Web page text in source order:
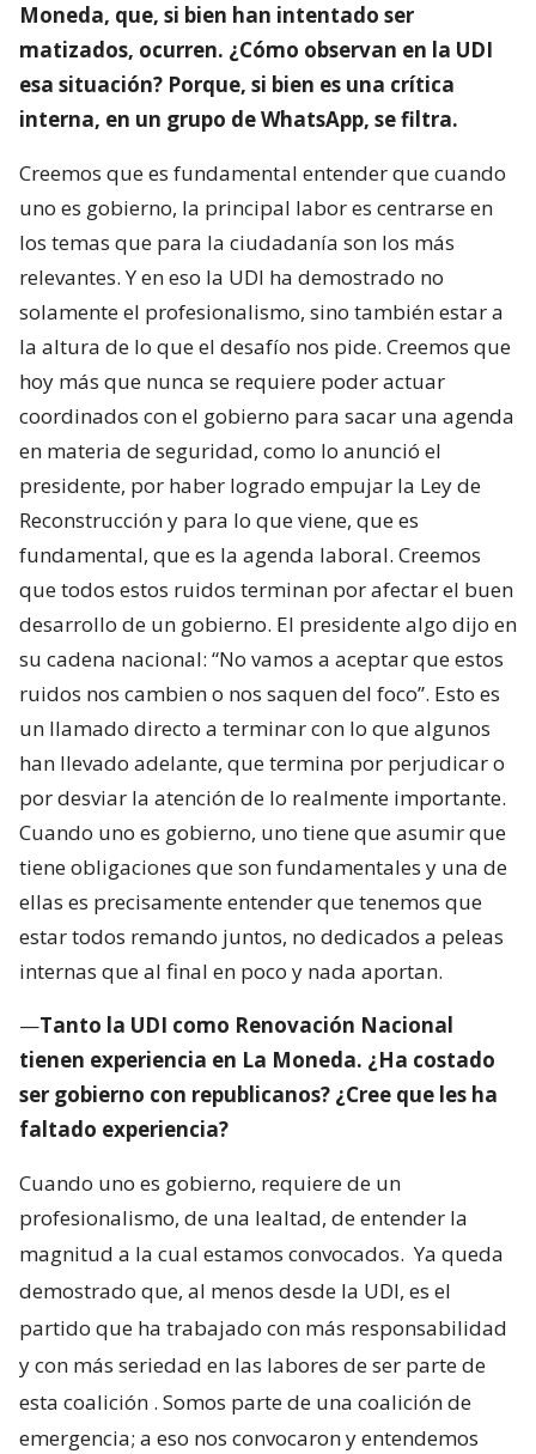
Moneda, que, si bien han intentado ser
matizados, ocurren. ¿Cómo observan en la UDI
esa situación? Porque, si bien es una crítica
interna, en un grupo de WhatsApp, se filtra.
Creemos que es fundamental entender que cuando
uno es gobierno, la principal labor es centrarse en
los temas que para la ciudadanía son los más
relevantes. Y en eso la UDI ha demostrado no
solamente el profesionalismo, sino también estar a
la altura de lo que el desafío nos pide. Creemos que
hoy más que nunca se requiere poder actuar
coordinados con el gobierno para sacar una agenda
en materia de seguridad, como lo anunció el
presidente, por haber logrado empujar la Ley de
Reconstrucción y para lo que viene, que es
fundamental, que es la agenda laboral. Creemos
que todos estos ruidos terminan por afectar el buen
desarrollo de un gobierno. El presidente algo dijo en
su cadena nacional: “No vamos a aceptar que estos
ruidos nos cambien o nos saquen del foco”. Esto es
un llamado directo a terminar con lo que algunos
han llevado adelante, que termina por perjudicar o
por desviar la atención de lo realmente importante.
Cuando uno es gobierno, uno tiene que asumir que
tiene obligaciones que son fundamentales y una de
ellas es precisamente entender que tenemos que
estar todos remando juntos, no dedicados a peleas
internas que al final en poco y nada aportan.
—Tanto la UDI como Renovación Nacional
tienen experiencia en La Moneda. ¿Ha costado
ser gobierno con republicanos? ¿Cree que les ha
faltado experiencia?
Cuando uno es gobierno, requiere de un
profesionalismo, de una lealtad, de entender la
magnitud a la cual estamos convocados. Ya queda
demostrado que, al menos desde la UDI, es el
partido que ha trabajado con más responsabilidad
y con más seriedad en las labores de ser parte de
esta coalición . Somos parte de una coalición de
emergencia; a eso nos convocaron y entendemos